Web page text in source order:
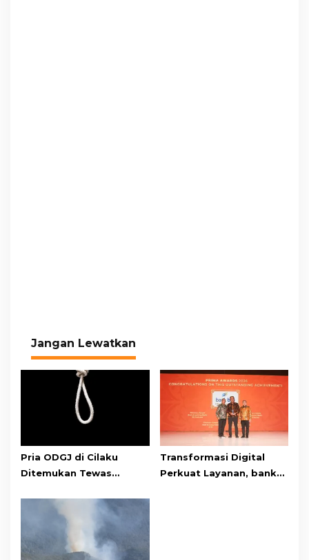
Jangan Lewatkan
Pria ODGJ di Cilaku
Ditemukan Tewas
Transformasi Digital
Perkuat Layanan, bank